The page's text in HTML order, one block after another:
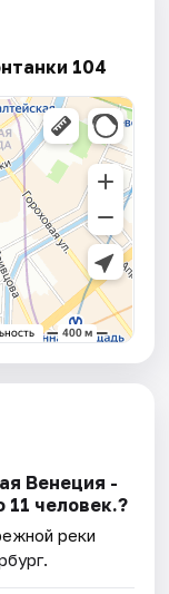
104
Венеция -
11 человек.?
реки